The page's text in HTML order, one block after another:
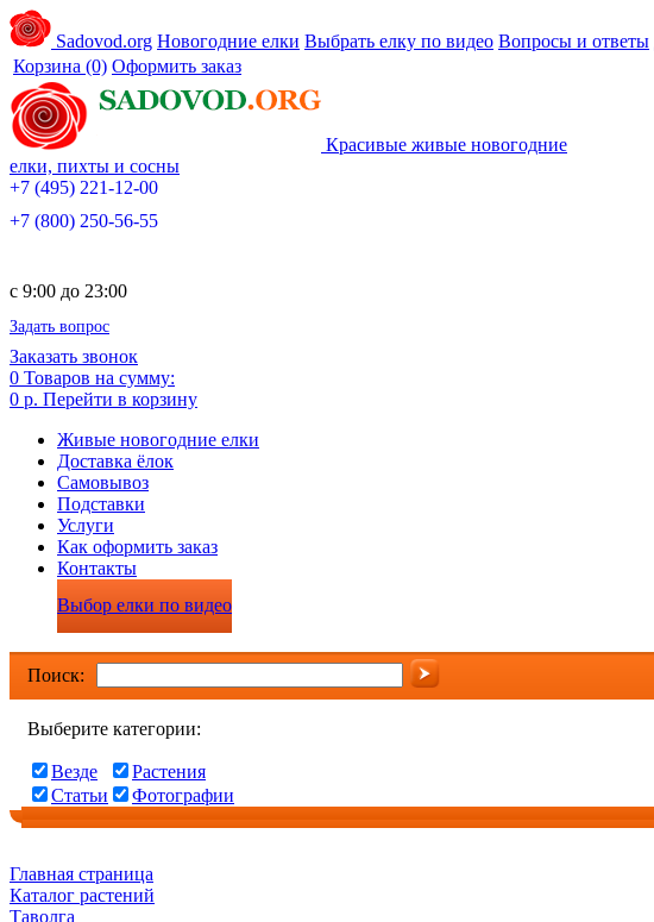
Sadovod.org Новогодние елки Выбрать елку по видео Вопросы и ответы
Корзина (0) Оформить заказ
Красивые живые новогодние
елки, пихты и сосны
+7 (495) 221-12-00
+7 (800) 250-56-55
c 9:00 до 23:00
Задать вопрос
Заказать звонок
0 Товаров на сумму:
0 р. Перейти в корзину
Живые новогодние елки
Доставка ёлок
Самовывоз
Подставки
Услуги
Как оформить заказ
Контакты
Выбор елки по видео
Поиск:
Выберите категории:
Везде
Растения
Статьи
Фотографии
Главная страница
Каталог растений
Таволга